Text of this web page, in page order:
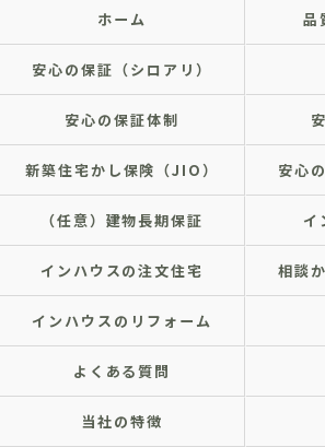
ホーム 品
安心の保証（シロアリ）
安心の保証体制
新築住宅かし保険（JIO） 安心
（任意）建物長期保証 イ
インハウスの注文住宅 相談
インハウスのリフォーム
よくある質問
当社の特徴